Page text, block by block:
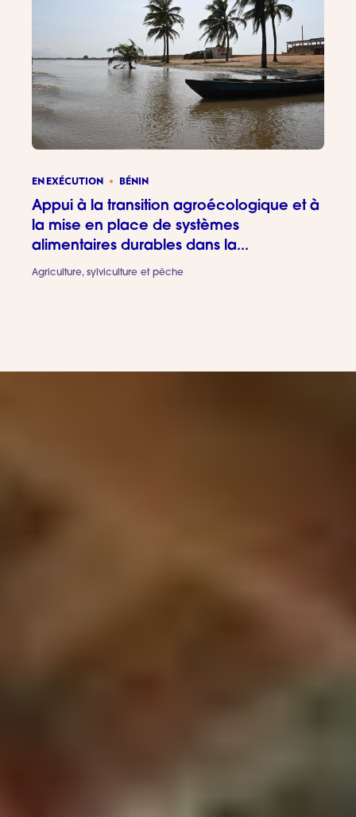
EN EXÉCUTION BÉNIN
Appui à la transition agroécologique et à
la mise en place de systèmes
alimentaires durables dans la...
Agriculture, sylviculture et pêche